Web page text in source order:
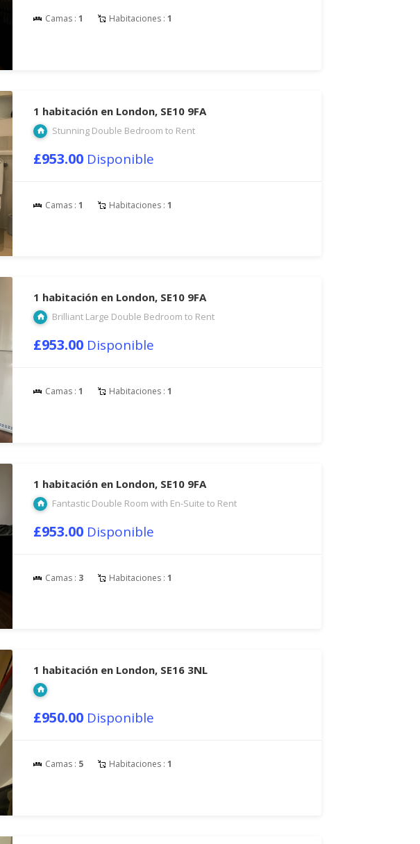
Camas :1 Habitaciones :1
1 habitación en London, SE10 9FA
Stunning Double Bedroom to Rent
£953.00 Disponible
Camas :1 Habitaciones :1
1 habitación en London, SE10 9FA
Brilliant Large Double Bedroom to Rent
£953.00 Disponible
Camas :1 Habitaciones :1
1 habitación en London, SE10 9FA
Fantastic Double Room with En-Suite to Rent
£953.00 Disponible
Camas : 3 Habitaciones :1
1 habitación en London, SE16 3NL
£950.00 Disponible
Camas : 5 Habitaciones :1